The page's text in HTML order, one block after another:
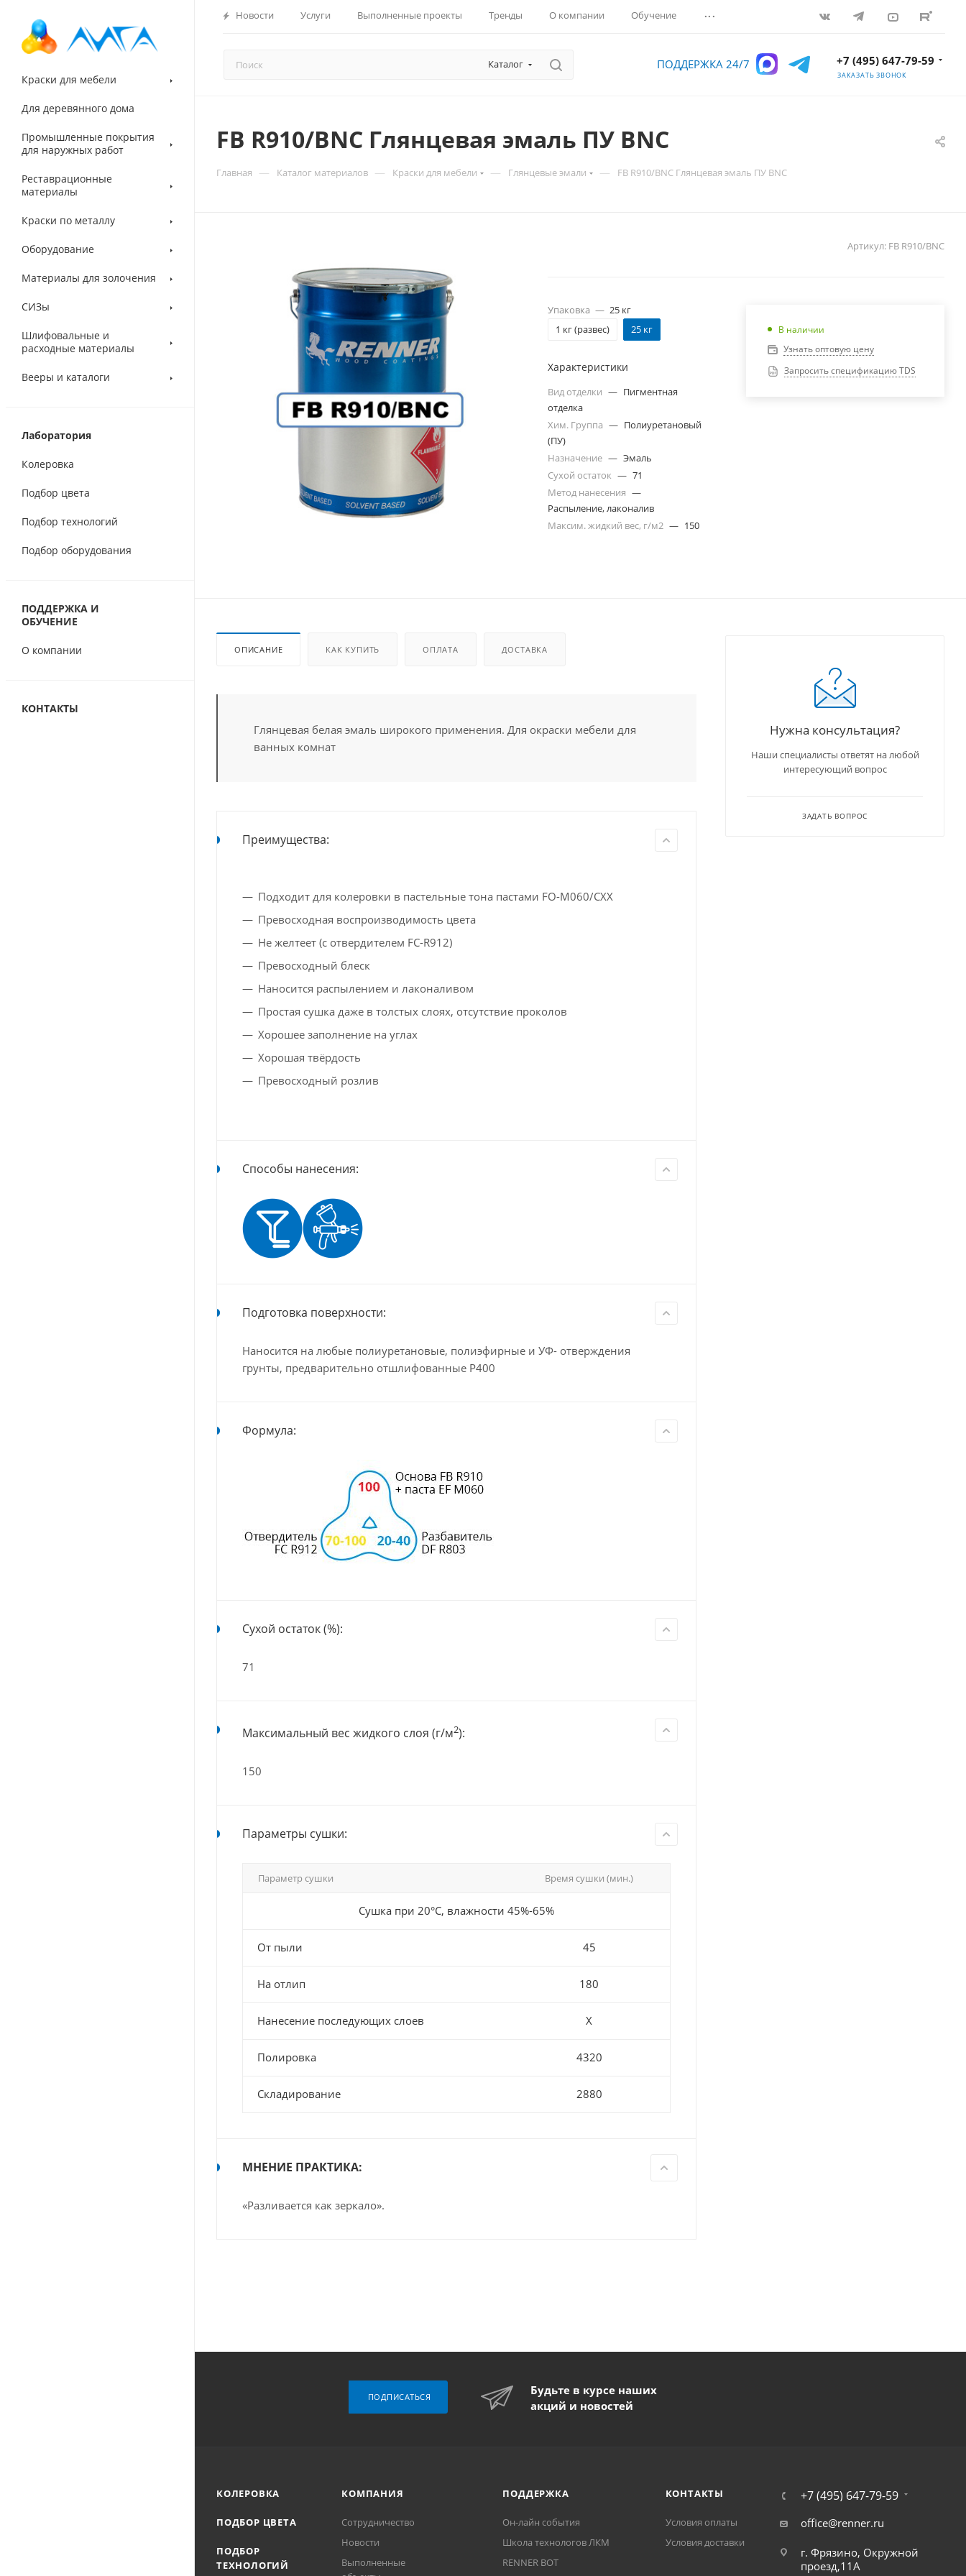
Новости Услуги Выполненные проекты Тренды О компании Обучение ...
Каталог ПОДДЕРЖКА 24/7 +7 (495) 647-79-59
ЗАКАЗАТЬ ЗВОНОК
Краски для мебели
Для деревянного дома
Промышленные покрытия
для наружных работ
Реставрационные
материалы
Краски по металлу
Оборудование
Материалы для золочения
СИЗы
Шлифовальные и
расходные материалы
Вееры и каталоги
Лаборатория
Колеровка
Подбор цвета
Подбор технологий
Подбор оборудования
ПОДДЕРЖКА И
ОБУЧЕНИЕ
О компании
КОНТАКТЫ
FB R910/BNC Глянцевая эмаль ПУ BNC
Главная — Каталог материалов — Краски для мебели — Глянцевые эмали — FB R910/BNC Глянцевая эмаль ПУ BNC
Артикул: FB R910/BNC
Упаковка — 25 кг
1 кг (развес)
25 кг
Характеристики
Вид отделки — Пигментная
отделка
Хим. Группа — Полиуретановый
(ПУ)
Назначение — Эмаль
Сухой остаток — 71
Метод нанесения —
Распыление, лаконалив
Максим. жидкий вес, г/м2 — 150
В наличии
Узнать оптовую цену
Запросить спецификацию TDS
ОПИСАНИЕ КАК КУПИТЬ ОПЛАТА ДОСТАВКА
Глянцевая белая эмаль широкого применения. Для окраски мебели для
ванных комнат
Преимущества:
Подходит для колеровки в пастельные тона пастами FO-M060/CXX
Превосходная воспроизводимость цвета
Не желтеет (с отвердителем FC-R912)
Превосходный блеск
Наносится распылением и лаконаливом
Простая сушка даже в толстых слоях, отсутствие проколов
Хорошее заполнение на углах
Хорошая твёрдость
Превосходный розлив
Способы нанесения:
Подготовка поверхности:
Наносится на любые полиуретановые, полиэфирные и УФ- отверждения
грунты, предварительно отшлифованные Р400
Формула:
Сухой остаток (%):
71
Максимальный вес жидкого слоя (г/м2):
150
Параметры сушки:
Параметр сушки Время сушки (мин.)
Сушка при 20°С, влажности 45%-65%
От пыли 45
На отлип 180
Нанесение последующих слоев Х
Полировка 4320
Складирование 2880
МНЕНИЕ ПРАКТИКА:
«Разливается как зеркало».
Нужна консультация?
Наши специалисты ответят на любой
интересующий вопрос
ЗАДАТЬ ВОПРОС
Будьте в курсе наших
акций и новостей
ПОДПИСАТЬСЯ
КОЛЕРОВКА
ПОДБОР ЦВЕТА
ПОДБОР
ТЕХНОЛОГИЙ
КОМПАНИЯ
Сотрудничество
Новости
Выполненные
ПОДДЕРЖКА
Он-лайн события
Школа технологов ЛКМ
RENNER BOT
КОНТАКТЫ
Условия оплаты
Условия доставки
+7 (495) 647-79-59
office@renner.ru
г. Фрязино, Окружной
проезд,11А